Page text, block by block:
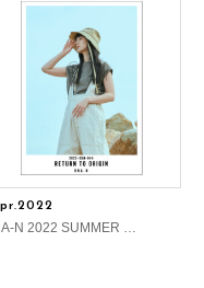
N 2022 SUMMER …